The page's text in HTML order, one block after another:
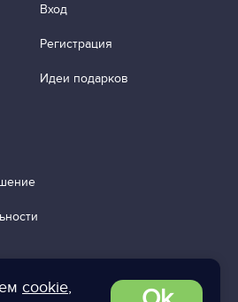
cookie,
Вход
Регистрация
Идеи подарков